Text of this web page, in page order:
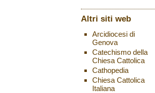
Altri siti web
Arcidiocesi di
Genova
Catechismo della
Chiesa Cattolica
Cathopedia
Chiesa Cattolica
Italiana